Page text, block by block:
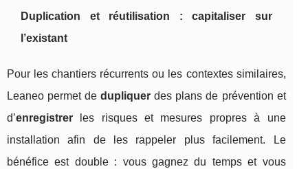
Duplication et réutilisation : capitaliser sur
l’existant
Pour les chantiers récurrents ou les contextes similaires,
Leaneo permet dedupliquer des plans de prévention et
d’enregistrer les risques et mesures propres à une
installation afin de les rappeler plus facilement. Le
bénéfice est double : vous gagnez du temps et vous